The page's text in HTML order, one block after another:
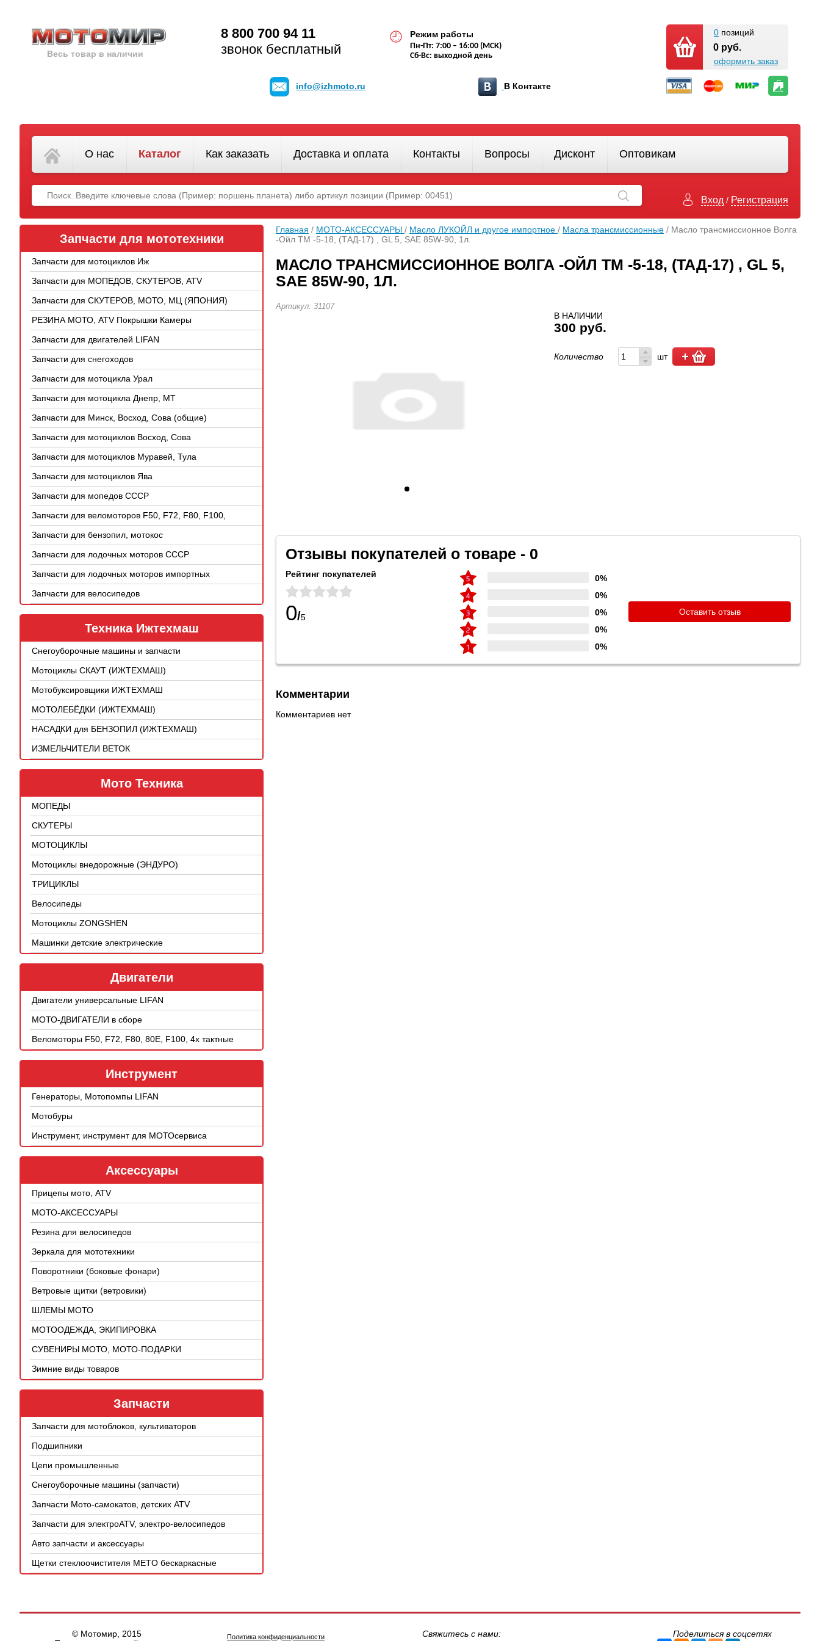
Весь товар в наличии
8 800 700 94 11
звонок бесплатный
Режим работы
Пн-Пт: 7:00 – 16:00 (МСК)
Сб-Вс: выходной день
0 позиций
0 руб.
оформить заказ
info@izhmoto.ru В Контакте
О нас Каталог Как заказать Доставка и оплата Контакты Вопросы Дисконт Оптовикам
Вход / Регистрация
Запчасти для мототехники
Запчасти для мотоциклов Иж
Запчасти для МОПЕДОВ, СКУТЕРОВ, ATV
(КИТАЙ)
Запчасти для СКУТЕРОВ, МОТО, МЦ (ЯПОНИЯ)
РЕЗИНА МОТО, ATV Покрышки Камеры
Запчасти для двигателей LIFAN
Запчасти для снегоходов
Запчасти для мотоцикла Урал
Запчасти для мотоцикла Днепр, МТ
Запчасти для Минск, Восход, Сова (общие)
Запчасти для мотоциклов Восход, Сова
Запчасти для мотоциклов Муравей, Тула
Запчасти для мотоциклов Ява
Запчасти для мопедов СССР
Запчасти для веломоторов F50, F72, F80, F100,
4Т
Запчасти для бензопил, мотокос
Запчасти для лодочных моторов СССР
Запчасти для лодочных моторов импортных
Запчасти для велосипедов
Техника Ижтехмаш
Снегоуборочные машины и запчасти
Мотоциклы СКАУТ (ИЖТЕХМАШ)
Мотобуксировщики ИЖТЕХМАШ
МОТОЛЕБЁДКИ (ИЖТЕХМАШ)
НАСАДКИ для БЕНЗОПИЛ (ИЖТЕХМАШ)
ИЗМЕЛЬЧИТЕЛИ ВЕТОК
Мото Техника
МОПЕДЫ
СКУТЕРЫ
МОТОЦИКЛЫ
Мотоциклы внедорожные (ЭНДУРО)
ТРИЦИКЛЫ
Велосипеды
Мотоциклы ZONGSHEN
Машинки детские электрические
Двигатели
Двигатели универсальные LIFAN
МОТО-ДВИГАТЕЛИ в сборе
Веломоторы F50, F72, F80, 80E, F100, 4х тактные
Инструмент
Генераторы, Мотопомпы LIFAN
Мотобуры
Инструмент, инструмент для МОТОсервиса
Аксессуары
Прицепы мото, ATV
МОТО-АКСЕССУАРЫ
Резина для велосипедов
Зеркала для мототехники
Поворотники (боковые фонари)
Ветровые щитки (ветровики)
ШЛЕМЫ МОТО
МОТООДЕЖДА, ЭКИПИРОВКА
СУВЕНИРЫ МОТО, МОТО-ПОДАРКИ
Зимние виды товаров
Запчасти
Запчасти для мотоблоков, культиваторов
Подшипники
Цепи промышленные
Снегоуборочные машины (запчасти)
Запчасти Мото-самокатов, детских ATV
Запчасти для электроATV, электро-велосипедов
Авто запчасти и аксессуары
Щетки стеклоочистителя METO бескаркасные
Главная / МОТО-АКСЕССУАРЫ / Масло ЛУКОЙЛ и другое импортное / Масла трансмиссионные / Масло трансмиссионное Волга
-Ойл ТМ -5-18, (ТАД-17) , GL 5, SAE 85W-90, 1л.
МАСЛО ТРАНСМИССИОННОЕ ВОЛГА -ОЙЛ ТМ -5-18, (ТАД-17) , GL 5,
SAE 85W-90, 1Л.
Артикул: 31107
В НАЛИЧИИ
300 руб.
Количество шт
Отзывы покупателей о товаре - 0
Рейтинг покупателей
0/5
0%
0%
0%
0%
0%
Оставить отзыв
Комментарии
Комментариев нет
© Мотомир, 2015
Политика конфиденциальности Свяжитесь с нами: Поделиться в соцсетях